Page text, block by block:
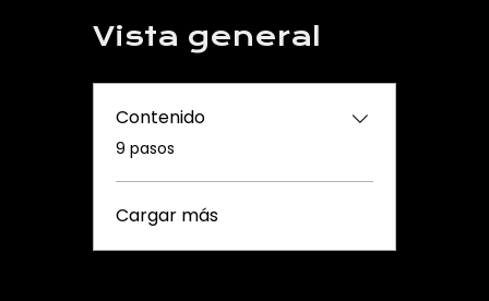
Vista general
Contenido
.9 pasos
Cargar más